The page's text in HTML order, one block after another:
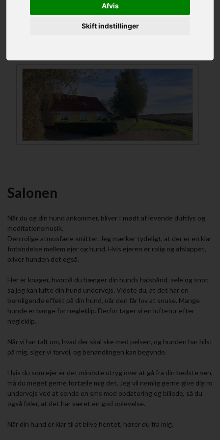
Afvis
Skift indstillinger
Der er nemlig kun 25 min. kørsel til salonen fra Aalborg og 30 min.
fra Støvring.
Salonen
Når du og din hund ankommer, bliver I mødt af levende duftlys og
meditationsmusik.
Den rolige atmosfære smitter. Jeg mærker tydeligt, at der er en klar
forbindelse mellem ejer og hund. Hvis ejeren er rolig og afslappet,
bliver hunden det også.
Her er knager, hvorpå du hænger din hunds halsbånd, sele og snor,
så jeg kan lufte din hund undervejs. Vidste du, at det har en
beroligende effekt på din hund, når den får lov at snuse. Mange
hunde er bange for negleklip. Derfor tager vi en luftetur efter
negleklip.
Når vi har talt om, hvad der skal ske med pelsen, og hunden har hilst
på mig, siger vi farvel, og behandlingen kan begynde.
Hvis du som ejer er det mindste utryg over at gå fra din bedste ven,
må du meget gerne fortælle mig det. Jeg vil nemlig gerne give dig ro
undervejs ved at sende en sms med opdatering og billede, så du
også føler, at det har været en god oplevelse.
Når din hund er klar til at blive hentet, hører du fra mig.